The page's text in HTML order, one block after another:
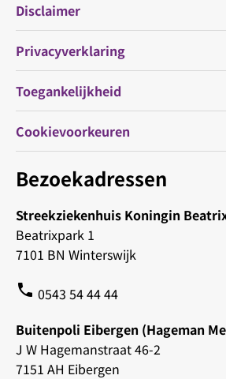
Bezoekadressen
Streekziekenhuis Koningin
Beatrixpark 1
7101 BN Winterswijk
phone 0543 54 44 44
Buitenpoli Eibergen (Hageman
J W Hagemanstraat 46-2
7151 AH Eibergen
Disclaimer
Privacyverklaring
Toegankelijkheid
Cookievoorkeuren